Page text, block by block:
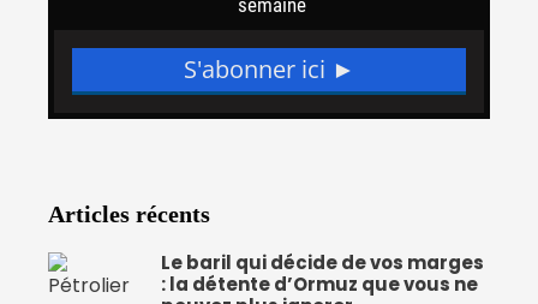
Articles récents
Le baril qui décide de vos marges
: la détente d’Ormuz que vous ne